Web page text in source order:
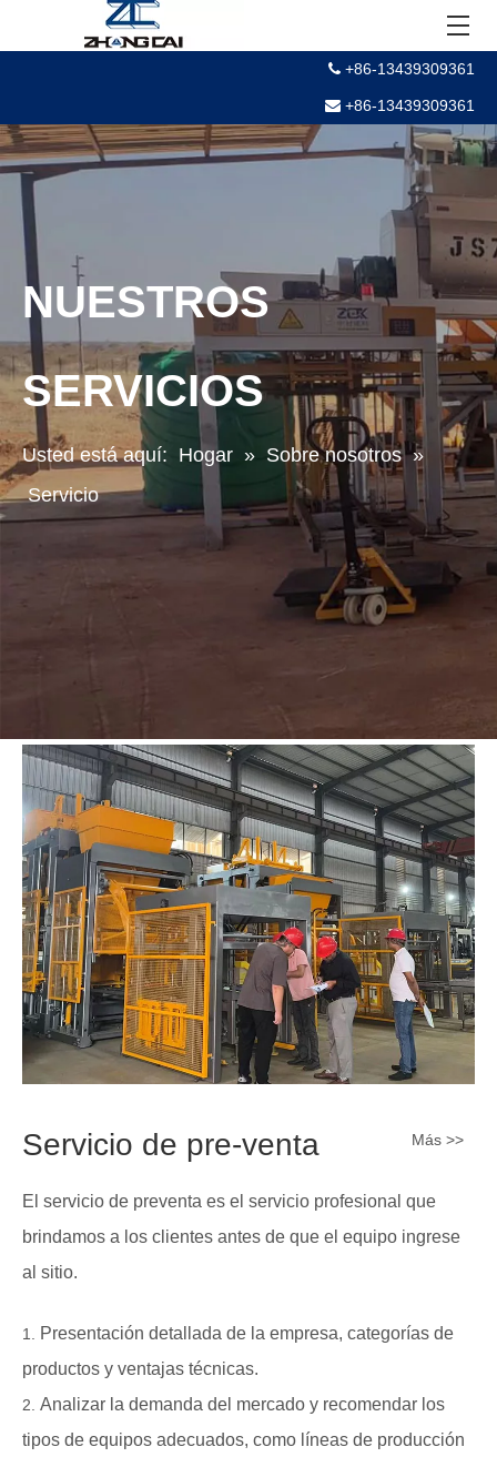
 +86-13439309361
 +86-13439309361
NUESTROS
SERVICIOS
Usted está aquí: Hogar » Sobre nosotros »
Servicio
Servicio de pre-venta Más >>
El servicio de preventa es el servicio profesional que
brindamos a los clientes antes de que el equipo ingrese
al sitio.
Presentación detallada de la empresa, categorías de
productos y ventajas técnicas.
Analizar la demanda del mercado y recomendar los
tipos de equipos adecuados, como líneas de producción